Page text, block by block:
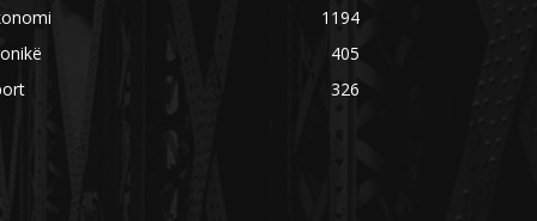
1194
405
326